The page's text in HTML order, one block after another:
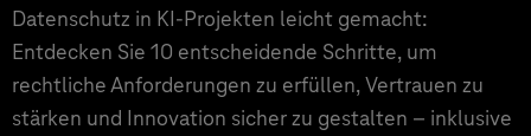
Datenschutz in KI-Projekten leicht gemacht:
Entdecken Sie 10 entscheidende Schritte, um
rechtliche Anforderungen zu erfüllen, Vertrauen zu
stärken und Innovation sicher zu gestalten – inklusive